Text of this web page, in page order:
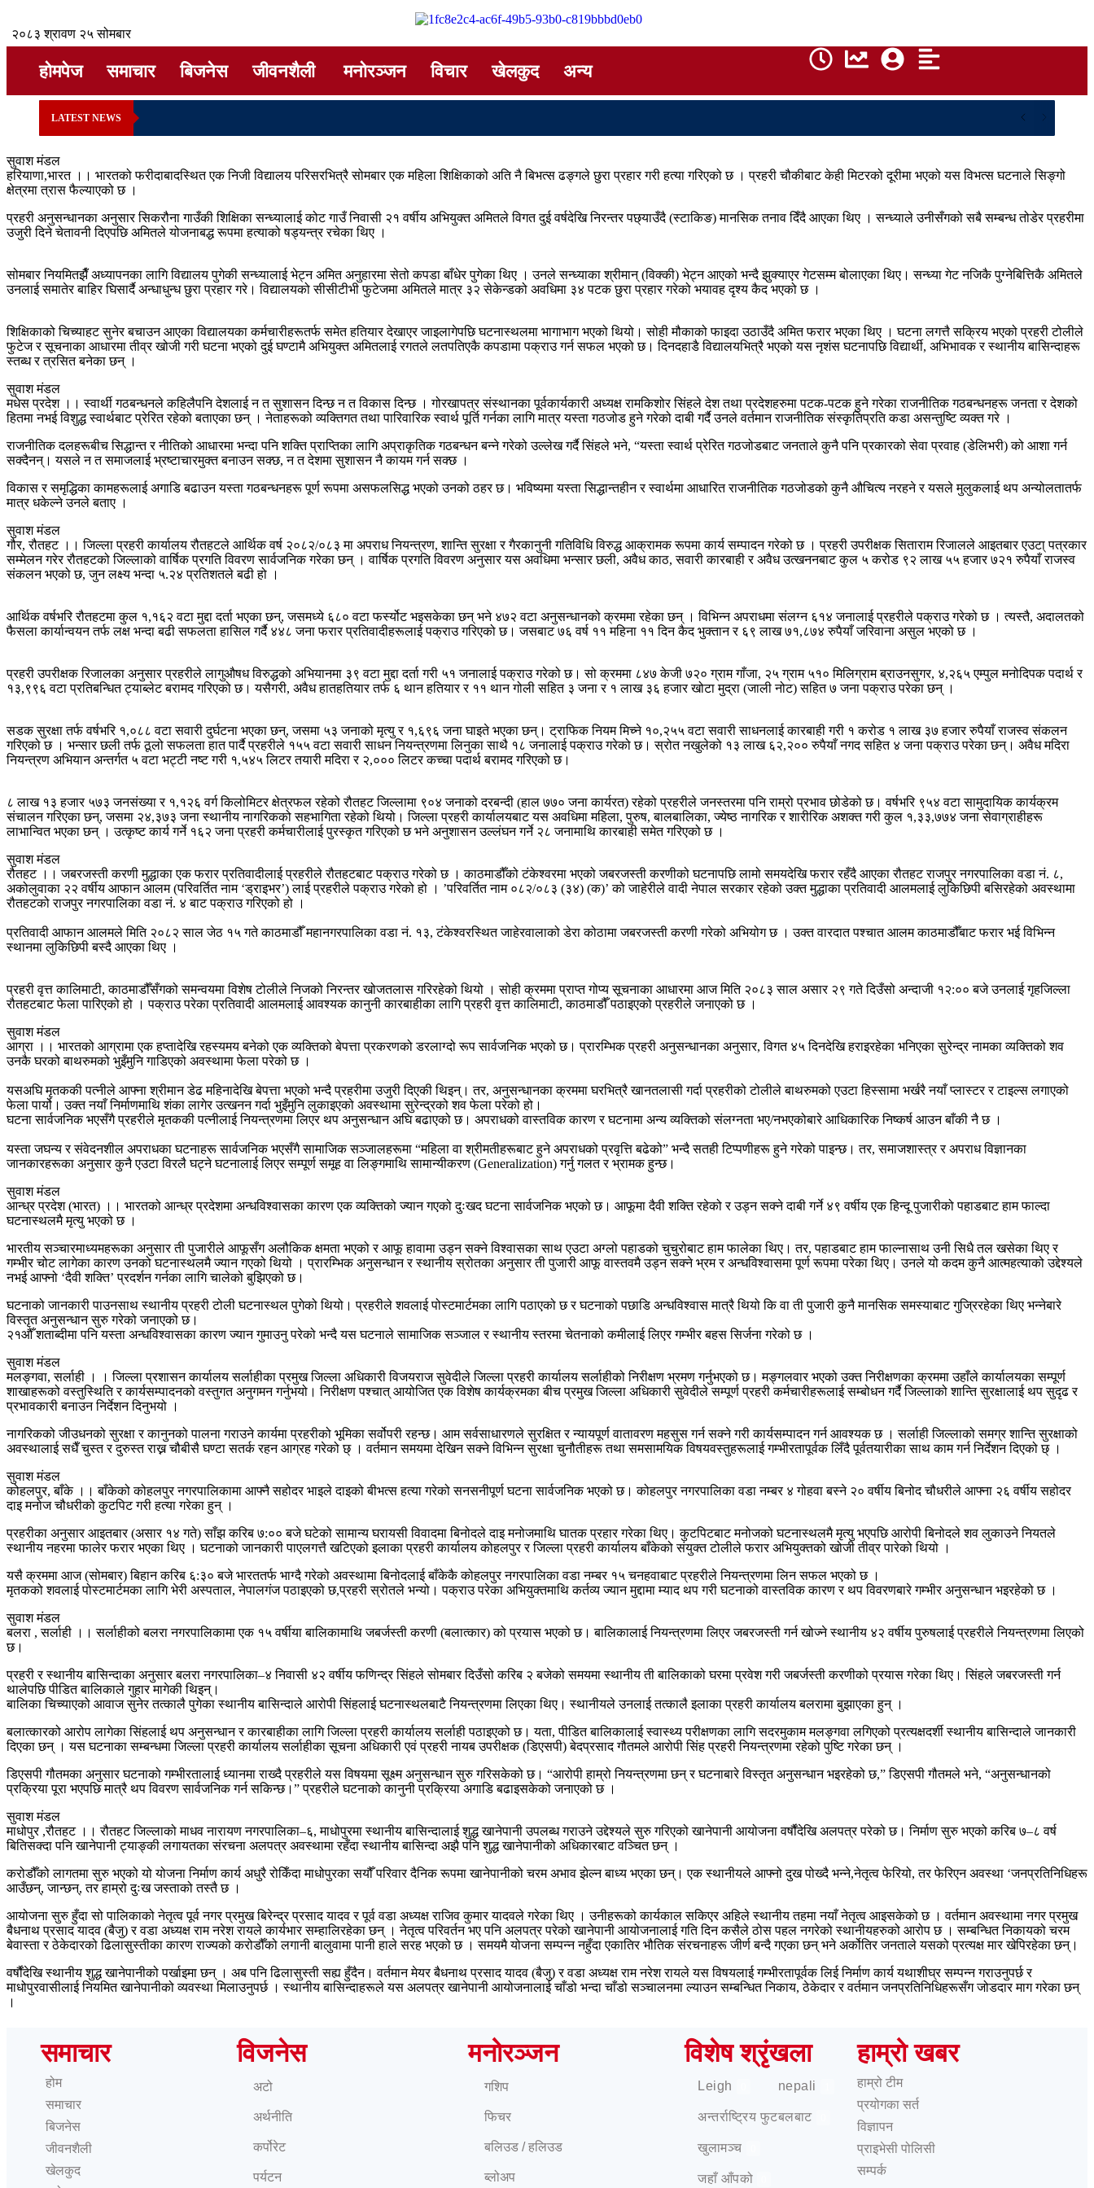
२०८३ श्रावण २५ सोमबार
होमपेज समाचार बिजनेस जीवनशैली मनोरञ्जन विचार खेलकुद अन्य
LATEST NEWS
सुवाश मंडल
​हरियाणा,भारत ।। भारतको फरीदाबादस्थित एक निजी विद्यालय परिसरभित्रै सोमबार एक महिला शिक्षिकाको अति नै बिभत्स ढङ्गले छुरा प्रहार गरी हत्या गरिएको छ । प्रहरी चौकीबाट केही मिटरको दूरीमा भएको यस विभत्स घटनाले सिङ्गो
क्षेत्रमा त्रास फैल्याएको छ ।
प्रहरी अनुसन्धानका अनुसार सिकरौना गाउँकी शिक्षिका सन्ध्यालाई कोट गाउँ निवासी २१ वर्षीय अभियुक्त अमितले विगत दुई वर्षदेखि निरन्तर पछ्याउँदै (स्टाकिङ) मानसिक तनाव दिँदै आएका थिए । सन्ध्याले उनीसँगको सबै सम्बन्ध तोडेर प्रहरीमा
उजुरी दिने चेतावनी दिएपछि अमितले योजनाबद्ध रूपमा हत्याको षड्यन्त्र रचेका थिए ।
सोमबार नियमितझैँ अध्यापनका लागि विद्यालय पुगेकी सन्ध्यालाई भेट्न अमित अनुहारमा सेतो कपडा बाँधेर पुगेका थिए । उनले सन्ध्याका श्रीमान् (विक्की) भेट्न आएको भन्दै झुक्याएर गेटसम्म बोलाएका थिए। सन्ध्या गेट नजिकै पुग्नेबित्तिकै अमितले
उनलाई समातेर बाहिर घिसार्दै अन्धाधुन्ध छुरा प्रहार गरे। विद्यालयको सीसीटीभी फुटेजमा अमितले मात्र ३२ सेकेन्डको अवधिमा ३४ पटक छुरा प्रहार गरेको भयावह दृश्य कैद भएको छ ।
शिक्षिकाको चिच्याहट सुनेर बचाउन आएका विद्यालयका कर्मचारीहरूतर्फ समेत हतियार देखाएर जाइलागेपछि घटनास्थलमा भागाभाग भएको थियो। सोही मौकाको फाइदा उठाउँदै अमित फरार भएका थिए । ​घटना लगत्तै सक्रिय भएको प्रहरी टोलीले
फुटेज र सूचनाका आधारमा तीव्र खोजी गरी घटना भएको दुई घण्टामै अभियुक्त अमितलाई रगतले लतपतिएकै कपडामा पक्राउ गर्न सफल भएको छ। दिनदहाडै विद्यालयभित्रै भएको यस नृशंस घटनापछि विद्यार्थी, अभिभावक र स्थानीय बासिन्दाहरू
स्तब्ध र त्रसित बनेका छन् ।
सुवाश मंडल
मधेस प्रदेश ।। स्वार्थी गठबन्धनले कहिलैपनि देशलाई न त सुशासन दिन्छ न त विकास दिन्छ । गोरखापत्र संस्थानका पूर्वकार्यकारी अध्यक्ष रामकिशोर सिंहले देश तथा प्रदेशहरुमा पटक-पटक हुने गरेका राजनीतिक गठबन्धनहरू जनता र देशको
हितमा नभई विशुद्ध स्वार्थबाट प्रेरित रहेको बताएका छन् । ​नेताहरूको व्यक्तिगत तथा पारिवारिक स्वार्थ पूर्ति गर्नका लागि मात्र यस्ता गठजोड हुने गरेको दाबी गर्दै उनले वर्तमान राजनीतिक संस्कृतिप्रति कडा असन्तुष्टि व्यक्त गरे ।
​राजनीतिक दलहरूबीच सिद्धान्त र नीतिको आधारमा भन्दा पनि शक्ति प्राप्तिका लागि अप्राकृतिक गठबन्धन बन्ने गरेको उल्लेख गर्दै सिंहले भने, “यस्ता स्वार्थ प्रेरित गठजोडबाट जनताले कुनै पनि प्रकारको सेवा प्रवाह (डेलिभरी) को आशा गर्न
सक्दैनन्। यसले न त समाजलाई भ्रष्टाचारमुक्त बनाउन सक्छ, न त देशमा सुशासन नै कायम गर्न सक्छ ।
​विकास र समृद्धिका कामहरूलाई अगाडि बढाउन यस्ता गठबन्धनहरू पूर्ण रूपमा असफलसिद्ध भएको उनको ठहर छ। भविष्यमा यस्ता सिद्धान्तहीन र स्वार्थमा आधारित राजनीतिक गठजोडको कुनै औचित्य नरहने र यसले मुलुकलाई थप अन्योलतातर्फ
मात्र धकेल्ने उनले बताए ।
सुवाश मंडल
​गौर, रौतहट ।। जिल्ला प्रहरी कार्यालय रौतहटले आर्थिक वर्ष २०८२/०८३ मा अपराध नियन्त्रण, शान्ति सुरक्षा र गैरकानुनी गतिविधि विरुद्ध आक्रामक रूपमा कार्य सम्पादन गरेको छ । प्रहरी उपरीक्षक सिताराम रिजालले आइतबार एउटा् पत्रकार
सम्मेलन गरेर रौतहटको जिल्लाको वार्षिक प्रगति विवरण सार्वजनिक गरेका छन् । वार्षिक प्रगति विवरण अनुसार यस अवधिमा भन्सार छली, अवैध काठ, सवारी कारबाही र अवैध उत्खननबाट कुल ५ करोड ९२ लाख ५५ हजार ७२१ रुपैयाँ राजस्व
संकलन भएको छ, जुन लक्ष्य भन्दा ५.२४ प्रतिशतले बढी हो ।
आर्थिक वर्षभरि रौतहटमा कुल १,१६२ वटा मुद्दा दर्ता भएका छन्, जसमध्ये ६८० वटा फर्स्योट भइसकेका छन् भने ४७२ वटा अनुसन्धानको क्रममा रहेका छन् । विभिन्न अपराधमा संलग्न ६१४ जनालाई प्रहरीले पक्राउ गरेको छ । त्यस्तै, अदालतको
फैसला कार्यान्वयन तर्फ लक्ष भन्दा बढी सफलता हासिल गर्दै ४४८ जना फरार प्रतिवादीहरूलाई पक्राउ गरिएको छ। जसबाट ७६ वर्ष ११ महिना ११ दिन कैद भुक्तान र ६९ लाख ७१,८७४ रुपैयाँ जरिवाना असुल भएको छ ।
प्रहरी उपरीक्षक रिजालका अनुसार प्रहरीले लागुऔषध विरुद्धको अभियानमा ३९ वटा मुद्दा दर्ता गरी ५१ जनालाई पक्राउ गरेको छ। सो क्रममा ८४७ केजी ७२० ग्राम गाँजा, २५ ग्राम ५१० मिलिग्राम ब्राउनसुगर, ४,२६५ एम्पुल मनोदिपक पदार्थ र
१३,९९६ वटा प्रतिबन्धित ट्याब्लेट बरामद गरिएको छ। यसैगरी, अवैध हातहतियार तर्फ ६ थान हतियार र ११ थान गोली सहित ३ जना र १ लाख ३६ हजार खोटा मुद्रा (जाली नोट) सहित ७ जना पक्राउ परेका छन् ।
सडक सुरक्षा तर्फ वर्षभरि १,०८८ वटा सवारी दुर्घटना भएका छन्, जसमा ५३ जनाको मृत्यु र १,६९६ जना घाइते भएका छन्। ट्राफिक नियम मिच्ने १०,२५५ वटा सवारी साधनलाई कारबाही गरी १ करोड १ लाख ३७ हजार रुपैयाँ राजस्व संकलन
गरिएको छ । ​भन्सार छली तर्फ ठूलो सफलता हात पार्दै प्रहरीले १५५ वटा सवारी साधन नियन्त्रणमा लिनुका साथै १८ जनालाई पक्राउ गरेको छ। स्रोत नखुलेको १३ लाख ६२,२०० रुपैयाँ नगद सहित ४ जना पक्राउ परेका छन्। अवैध मदिरा
नियन्त्रण अभियान अन्तर्गत ५ वटा भट्टी नष्ट गरी १,५४५ लिटर तयारी मदिरा र २,००० लिटर कच्चा पदार्थ बरामद गरिएको छ।
८ लाख १३ हजार ५७३ जनसंख्या र १,१२६ वर्ग किलोमिटर क्षेत्रफल रहेको रौतहट जिल्लामा ९०४ जनाको दरबन्दी (हाल ७७० जना कार्यरत) रहेको प्रहरीले जनस्तरमा पनि राम्रो प्रभाव छोडेको छ। वर्षभरि ९५४ वटा सामुदायिक कार्यक्रम
संचालन गरिएका छन्, जसमा २४,३७३ जना स्थानीय नागरिकको सहभागिता रहेको थियो। जिल्ला प्रहरी कार्यालयबाट यस अवधिमा महिला, पुरुष, बालबालिका, ज्येष्ठ नागरिक र शारीरिक अशक्त गरी कुल १,३३,७७४ जना सेवाग्राहीहरू
लाभान्वित भएका छन् । ​उत्कृष्ट कार्य गर्ने १६२ जना प्रहरी कर्मचारीलाई पुरस्कृत गरिएको छ भने अनुशासन उल्लंघन गर्ने २८ जनामाथि कारबाही समेत गरिएको छ ।
सुवाश मंडल
रौतहट ।। जबरजस्ती करणी मुद्धाका एक फरार प्रतिवादीलाई प्रहरीले रौतहटबाट पक्राउ गरेको छ । काठमाडौँको टंकेश्वरमा भएको जबरजस्ती करणीको घटनापछि लामो समयदेखि फरार रहँदै आएका रौतहट राजपुर नगरपालिका वडा नं. ८,
अकोलुवाका २२ वर्षीय आफान आलम (परिवर्तित नाम ‘ड्राइभर’) लाई प्रहरीले पक्राउ गरेको हो । ​’परिवर्तित नाम ०८२/०८३ (३४) (क)’ को जाहेरीले वादी नेपाल सरकार रहेको उक्त मुद्धाका प्रतिवादी आलमलाई लुकिछिपी बसिरहेको अवस्थामा
रौतहटको राजपुर नगरपालिका वडा नं. ४ बाट पक्राउ गरिएको हो ।
​प्रतिवादी आफान आलमले मिति २०८२ साल जेठ १५ गते काठमाडौँ महानगरपालिका वडा नं. १३, टंकेश्वरस्थित जाहेरवालाको डेरा कोठामा जबरजस्ती करणी गरेको अभियोग छ । उक्त वारदात पश्चात आलम काठमाडौँबाट फरार भई विभिन्न
स्थानमा लुकिछिपी बस्दै आएका थिए ।
प्रहरी वृत्त कालिमाटी, काठमाडौँसँगको समन्वयमा विशेष टोलीले निजको निरन्तर खोजतलास गरिरहेको थियो । सोही क्रममा प्राप्त गोप्य सूचनाका आधारमा आज मिति २०८३ साल असार २९ गते दिउँसो अन्दाजी १२:०० बजे उनलाई गृहजिल्ला
रौतहटबाट फेला पारिएको हो । ​पक्राउ परेका प्रतिवादी आलमलाई आवश्यक कानुनी कारबाहीका लागि प्रहरी वृत्त कालिमाटी, काठमाडौँ पठाइएको प्रहरीले जनाएको छ ।
सुवाश मंडल
​आग्रा ।। भारतको आग्रामा एक हप्तादेखि रहस्यमय बनेको एक व्यक्तिको बेपत्ता प्रकरणको डरलाग्दो रूप सार्वजनिक भएको छ। प्रारम्भिक प्रहरी अनुसन्धानका अनुसार, विगत ४५ दिनदेखि हराइरहेका भनिएका सुरेन्द्र नामका व्यक्तिको शव
उनकै घरको बाथरुमको भुइँमुनि गाडिएको अवस्थामा फेला परेको छ ।
यसअघि मृतककी पत्नीले आफ्ना श्रीमान डेढ महिनादेखि बेपत्ता भएको भन्दै प्रहरीमा उजुरी दिएकी थिइन्। तर, अनुसन्धानका क्रममा घरभित्रै खानतलासी गर्दा प्रहरीको टोलीले बाथरुमको एउटा हिस्सामा भर्खरै नयाँ प्लास्टर र टाइल्स लगाएको
फेला पार्यो। उक्त नयाँ निर्माणमाथि शंका लागेर उत्खनन गर्दा भुइँमुनि लुकाइएको अवस्थामा सुरेन्द्रको शव फेला परेको हो।
​घटना सार्वजनिक भएसँगै प्रहरीले मृतककी पत्नीलाई नियन्त्रणमा लिएर थप अनुसन्धान अघि बढाएको छ। अपराधको वास्तविक कारण र घटनामा अन्य व्यक्तिको संलग्नता भए/नभएकोबारे आधिकारिक निष्कर्ष आउन बाँकी नै छ ।
​यस्ता जघन्य र संवेदनशील अपराधका घटनाहरू सार्वजनिक भएसँगै सामाजिक सञ्जालहरूमा “महिला वा श्रीमतीहरूबाट हुने अपराधको प्रवृत्ति बढेको” भन्दै सतही टिप्पणीहरू हुने गरेको पाइन्छ। तर, समाजशास्त्र र अपराध विज्ञानका
जानकारहरूका अनुसार कुनै एउटा विरलै घट्ने घटनालाई लिएर सम्पूर्ण समूह वा लिङ्गमाथि सामान्यीकरण (Generalization) गर्नु गलत र भ्रामक हुन्छ।
सुवाश मंडल
आन्ध्र प्रदेश (भारत) ।। भारतको आन्ध्र प्रदेशमा अन्धविश्वासका कारण एक व्यक्तिको ज्यान गएको दुःखद घटना सार्वजनिक भएको छ। आफूमा दैवी शक्ति रहेको र उड्न सक्ने दाबी गर्ने ४९ वर्षीय एक हिन्दू पुजारीको पहाडबाट हाम फाल्दा
घटनास्थलमै मृत्यु भएको छ ।
भारतीय सञ्चारमाध्यमहरूका अनुसार ती पुजारीले आफूसँग अलौकिक क्षमता भएको र आफू हावामा उड्न सक्ने विश्वासका साथ एउटा अग्लो पहाडको चुचुरोबाट हाम फालेका थिए। तर, पहाडबाट हाम फाल्नासाथ उनी सिधै तल खसेका थिए र
गम्भीर चोट लागेका कारण उनको घटनास्थलमै ज्यान गएको थियो । प्रारम्भिक अनुसन्धान र स्थानीय स्रोतका अनुसार ती पुजारी आफू वास्तवमै उड्न सक्ने भ्रम र अन्धविश्वासमा पूर्ण रूपमा परेका थिए। उनले यो कदम कुनै आत्महत्याको उद्देश्यले
नभई आफ्नो ‘दैवी शक्ति’ प्रदर्शन गर्नका लागि चालेको बुझिएको छ।
घटनाको जानकारी पाउनसाथ स्थानीय प्रहरी टोली घटनास्थल पुगेको थियो। प्रहरीले शवलाई पोस्टमार्टमका लागि पठाएको छ र घटनाको पछाडि अन्धविश्वास मात्रै थियो कि वा ती पुजारी कुनै मानसिक समस्याबाट गुज्रिरहेका थिए भन्नेबारे
विस्तृत अनुसन्धान सुरु गरेको जनाएको छ।
२१औँ शताब्दीमा पनि यस्ता अन्धविश्वासका कारण ज्यान गुमाउनु परेको भन्दै यस घटनाले सामाजिक सञ्जाल र स्थानीय स्तरमा चेतनाको कमीलाई लिएर गम्भीर बहस सिर्जना गरेको छ ।
सुवाश मंडल
मलङ्गवा, सर्लाही । । जिल्ला प्रशासन कार्यालय सर्लाहीका प्रमुख जिल्ला अधिकारी विजयराज सुवेदीले जिल्ला प्रहरी कार्यालय सर्लाहीको निरीक्षण भ्रमण गर्नुभएको छ। मङ्गलवार भएको उक्त निरीक्षणका क्रममा उहाँले कार्यालयका सम्पूर्ण
शाखाहरूको वस्तुस्थिति र कार्यसम्पादनको वस्तुगत अनुगमन गर्नुभयो। निरीक्षण पश्चात् आयोजित एक विशेष कार्यक्रमका बीच प्रमुख जिल्ला अधिकारी सुवेदीले सम्पूर्ण प्रहरी कर्मचारीहरूलाई सम्बोधन गर्दै जिल्लाको शान्ति सुरक्षालाई थप सुदृढ र
प्रभावकारी बनाउन निर्देशन दिनुभयो ।
नागरिकको जीउधनको सुरक्षा र कानुनको पालना गराउने कार्यमा प्रहरीको भूमिका सर्वोपरी रहन्छ। आम सर्वसाधारणले सुरक्षित र न्यायपूर्ण वातावरण महसुस गर्न सक्ने गरी कार्यसम्पादन गर्न आवश्यक छ । सर्लाही जिल्लाको समग्र शान्ति सुरक्षाको
अवस्थालाई सधैँ चुस्त र दुरुस्त राख्न चौबीसै घण्टा सतर्क रहन आग्रह गरेको छ् । वर्तमान समयमा देखिन सक्ने विभिन्न सुरक्षा चुनौतीहरू तथा समसामयिक विषयवस्तुहरूलाई गम्भीरतापूर्वक लिँदै पूर्वतयारीका साथ काम गर्न निर्देशन दिएको छ् ।
सुवाश मंडल
कोहलपुर, बाँके ।। बाँकेको कोहलपुर नगरपालिकामा आफ्नै सहोदर भाइले दाइको बीभत्स हत्या गरेको सनसनीपूर्ण घटना सार्वजनिक भएको छ। कोहलपुर नगरपालिका वडा नम्बर ४ गोहवा बस्ने २० वर्षीय बिनोद चौधरीले आफ्ना २६ वर्षीय सहोदर
दाइ मनोज चौधरीको कुटपिट गरी हत्या गरेका हुन् ।
प्रहरीका अनुसार आइतबार (असार १४ गते) साँझ करिब ७:०० बजे घटेको सामान्य घरायसी विवादमा बिनोदले दाइ मनोजमाथि घातक प्रहार गरेका थिए। कुटपिटबाट मनोजको घटनास्थलमै मृत्यु भएपछि आरोपी बिनोदले शव लुकाउने नियतले
स्थानीय नहरमा फालेर फरार भएका थिए । घटनाको जानकारी पाएलगत्तै खटिएको इलाका प्रहरी कार्यालय कोहलपुर र जिल्ला प्रहरी कार्यालय बाँकेको संयुक्त टोलीले फरार अभियुक्तको खोजी तीव्र पारेको थियो ।
यसै क्रममा आज (सोमबार) बिहान करिब ६:३० बजे भारततर्फ भाग्दै गरेको अवस्थामा बिनोदलाई बाँकेकै कोहलपुर नगरपालिका वडा नम्बर १५ चनहवाबाट प्रहरीले नियन्त्रणमा लिन सफल भएको छ ।
मृतकको शवलाई पोस्टमार्टमका लागि भेरी अस्पताल, नेपालगंज पठाइएको छ,प्रहरी स्रोतले भन्यो। पक्राउ परेका अभियुक्तमाथि कर्तव्य ज्यान मुद्दामा म्याद थप गरी घटनाको वास्तविक कारण र थप विवरणबारे गम्भीर अनुसन्धान भइरहेको छ ।
सुवाश मंडल
बलरा , सर्लाही ।। सर्लाहीको बलरा नगरपालिकामा एक १५ वर्षीया बालिकामाथि जबर्जस्ती करणी (बलात्कार) को प्रयास भएको छ। बालिकालाई नियन्त्रणमा लिएर जबरजस्ती गर्न खोज्ने स्थानीय ४२ वर्षीय पुरुषलाई प्रहरीले नियन्त्रणमा लिएको
छ।
प्रहरी र स्थानीय बासिन्दाका अनुसार बलरा नगरपालिका–४ निवासी ४२ वर्षीय फणिन्द्र सिंहले सोमबार दिउँसो करिब २ बजेको समयमा स्थानीय ती बालिकाको घरमा प्रवेश गरी जबर्जस्ती करणीको प्रयास गरेका थिए। सिंहले जबरजस्ती गर्न
थालेपछि पीडित बालिकाले गुहार मागेकी थिइन्।
बालिका चिच्याएको आवाज सुनेर तत्कालै पुगेका स्थानीय बासिन्दाले आरोपी सिंहलाई घटनास्थलबाटै नियन्त्रणमा लिएका थिए। स्थानीयले उनलाई तत्कालै इलाका प्रहरी कार्यालय बलरामा बुझाएका हुन् ।
बलात्कारको आरोप लागेका सिंहलाई थप अनुसन्धान र कारबाहीका लागि जिल्ला प्रहरी कार्यालय सर्लाही पठाइएको छ। यता, पीडित बालिकालाई स्वास्थ्य परीक्षणका लागि सदरमुकाम मलङ्गवा लगिएको प्रत्यक्षदर्शी स्थानीय बासिन्दाले जानकारी
दिएका छन् । यस घटनाका सम्बन्धमा जिल्ला प्रहरी कार्यालय सर्लाहीका सूचना अधिकारी एवं प्रहरी नायब उपरीक्षक (डिएसपी) बेदप्रसाद गौतमले आरोपी सिंह प्रहरी नियन्त्रणमा रहेको पुष्टि गरेका छन् ।
डिएसपी गौतमका अनुसार घटनाको गम्भीरतालाई ध्यानमा राख्दै प्रहरीले यस विषयमा सूक्ष्म अनुसन्धान सुरु गरिसकेको छ। “आरोपी हाम्रो नियन्त्रणमा छन् र घटनाबारे विस्तृत अनुसन्धान भइरहेको छ,” डिएसपी गौतमले भने, “अनुसन्धानको
प्रक्रिया पूरा भएपछि मात्रै थप विवरण सार्वजनिक गर्न सकिन्छ।” प्रहरीले घटनाको कानुनी प्रक्रिया अगाडि बढाइसकेको जनाएको छ ।
सुवाश मंडल
माधोपुर ,रौतहट ।। रौतहट जिल्लाको माधव नारायण नगरपालिका–६, माधोपुरमा स्थानीय बासिन्दालाई शुद्ध खानेपानी उपलब्ध गराउने उद्देश्यले सुरु गरिएको खानेपानी आयोजना वर्षौंदेखि अलपत्र परेको छ। निर्माण सुरु भएको करिब ७–८ वर्ष
बितिसक्दा पनि खानेपानी ट्याङ्की लगायतका संरचना अलपत्र अवस्थामा रहँदा स्थानीय बासिन्दा अझै पनि शुद्ध खानेपानीको अधिकारबाट वञ्चित छन् ।
करोडौँको लागतमा सुरु भएको यो योजना निर्माण कार्य अधुरै रोकिँदा माधोपुरका सयौँ परिवार दैनिक रूपमा खानेपानीको चरम अभाव झेल्न बाध्य भएका छन्। एक स्थानीयले आफ्नो दुख पोख्दै भन्ने,नेतृत्व फेरियो, तर फेरिएन अवस्था ‘जनप्रतिनिधिहरू
आउँछन्, जान्छन्, तर हाम्रो दुःख जस्ताको तस्तै छ ।
आयोजना सुरु हुँदा सो पालिकाको नेतृत्व पूर्व नगर प्रमुख बिरेन्द्र प्रसाद यादव र पूर्व वडा अध्यक्ष राजिव कुमार यादवले गरेका थिए । उनीहरूको कार्यकाल सकिएर अहिले स्थानीय तहमा नयाँ नेतृत्व आइसकेको छ । वर्तमान अवस्थामा नगर प्रमुख
बैधनाथ प्रसाद यादव (बैजु) र वडा अध्यक्ष राम नरेश रायले कार्यभार सम्हालिरहेका छन् । नेतृत्व परिवर्तन भए पनि अलपत्र परेको खानेपानी आयोजनालाई गति दिन कसैले ठोस पहल नगरेको स्थानीयहरुको आरोप छ । सम्बन्धित निकायको चरम
बेवास्ता र ठेकेदारको ढिलासुस्तीका कारण राज्यको करोडौँको लगानी बालुवामा पानी हाले सरह भएको छ । समयमै योजना सम्पन्न नहुँदा एकातिर भौतिक संरचनाहरू जीर्ण बन्दै गएका छन् भने अर्कोतिर जनताले यसको प्रत्यक्ष मार खेपिरहेका छन्।
वर्षौंदेखि स्थानीय शुद्ध खानेपानीको पर्खाइमा छन् । अब पनि ढिलासुस्ती सह्य हुँदैन। वर्तमान मेयर बैधनाथ प्रसाद यादव (बैजु) र वडा अध्यक्ष राम नरेश रायले यस विषयलाई गम्भीरतापूर्वक लिई निर्माण कार्य यथाशीघ्र सम्पन्न गराउनुपर्छ र
माधोपुरवासीलाई नियमित खानेपानीको व्यवस्था मिलाउनुपर्छ । स्थानीय बासिन्दाहरूले यस अलपत्र खानेपानी आयोजनालाई चाँडो भन्दा चाँडो सञ्चालनमा ल्याउन सम्बन्धित निकाय, ठेकेदार र वर्तमान जनप्रतिनिधिहरूसँग जोडदार माग गरेका छन्
।
समाचार
होम
समाचार
बिजनेस
जीवनशैली
खेलकुद
विजनेस
अटो
अर्थनीति
कर्पोरेट
पर्यटन
मनोरञ्जन
गशिप
फिचर
बलिउड / हलिउड
ब्लोअप
विशेष श्रृंखला
Leigh nepali
अन्तर्राष्ट्रिय फुटबलबाट
खुलामञ्च
जहाँ आँपको
हाम्रो खबर
हाम्रो टीम
प्रयोगका सर्त
विज्ञापन
प्राइभेसी पोलिसी
सम्पर्क